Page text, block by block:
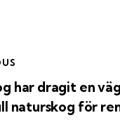
har dragit en
naturskog för